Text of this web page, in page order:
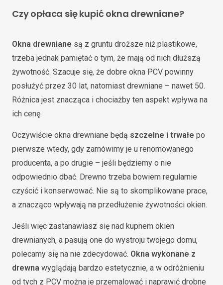
Czy opłaca się kupić okna drewniane?
Okna drewniane są z gruntu droższe niż plastikowe,
trzeba jednak pamiętać o tym, że mają od nich dłuższą
żywotność. Szacuje się, że dobre okna PCV powinny
posłużyć przez 30 lat, natomiast drewniane – nawet 50.
Różnica jest znacząca i chociażby ten aspekt wpływa na
ich cenę.
Oczywiście okna drewniane będą szczelne i trwałe po
pierwsze wtedy, gdy zamówimy je u renomowanego
producenta, a po drugie – jeśli będziemy o nie
odpowiednio dbać. Drewno trzeba bowiem regularnie
czyścić i konserwować. Nie są to skomplikowane prace,
a znacząco wpływają na przedłużenie żywotności okien.
Jeśli więc zastanawiasz się nad kupnem okien
drewnianych, a pasują one do wystroju twojego domu,
polecamy się na nie zdecydować. Okna wykonane z
drewna wyglądają bardzo estetycznie, a w odróżnieniu
od tych z PCV można je przemalować i naprawić drobne